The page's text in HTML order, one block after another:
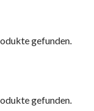
gefunden.
gefunden.